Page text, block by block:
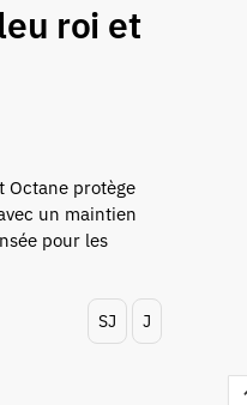
roi et
Octane protège
un maintien
pour les
SJ J